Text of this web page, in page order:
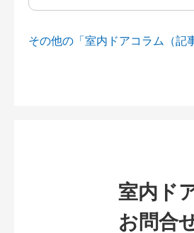
その他の「室内ドアコラム（記
室内ド
お問合